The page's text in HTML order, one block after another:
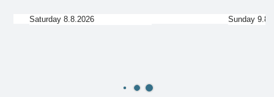
Saturday 8.8.2026 Sunday